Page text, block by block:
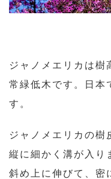
ジャノメエリカは
常緑低木です。日本
す。
ジャノメエリカの樹
縦に細かく溝が入り
斜め上に伸びて、密